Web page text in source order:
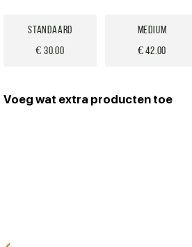
Standaard
€ 30.00
Medium
€ 42.00
Voeg wat extra producten toe